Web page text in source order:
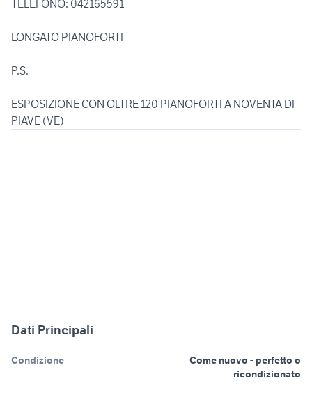
TELEFONO: 042165591
LONGATO PIANOFORTI
P.S.
ESPOSIZIONE CON OLTRE 120 PIANOFORTI A NOVENTA DI
PIAVE (VE)
Dati Principali
Condizione
Come nuovo - perfetto o
ricondizionato